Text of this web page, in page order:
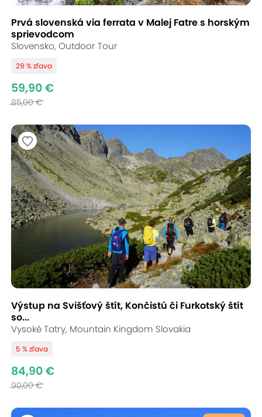
Prvá slovenská via ferrata v Malej Fatre s horským
sprievodcom
Slovensko, Outdoor Tour
29 % zľava
59,90 €
85,00 €
Výstup na Svišťový štít, Končistú či Furkotský štít
so...
Vysoké Tatry, Mountain Kingdom Slovakia
5 % zľava
84,90 €
90,00 €